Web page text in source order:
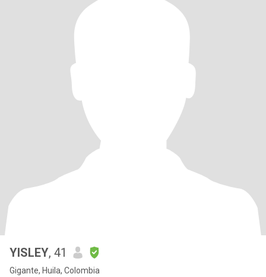
YISLEY, 41
Gigante, Huila, Colombia